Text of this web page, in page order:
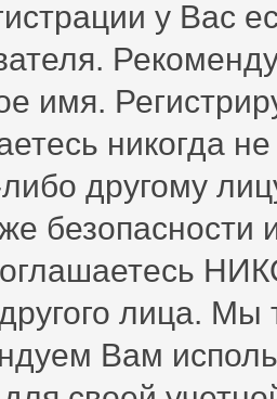
у Вас
имя.
никогда
другому
безопасности
другого лица.
Вам